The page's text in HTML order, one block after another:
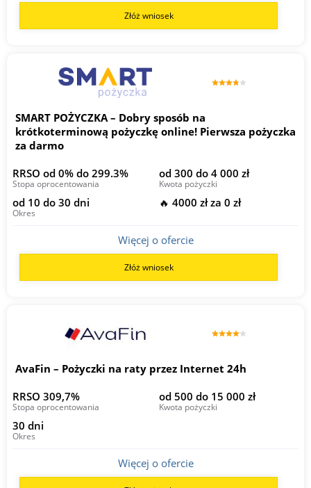
Złóż wniosek
SMART POŻYCZKA – Dobry sposób na
krótkoterminową pożyczkę online! Pierwsza pożyczka
za darmo
RRSO od 0% do 299.3%
Stopa oprocentowania
od 300 do 4 000 zł
Kwota pożyczki
od 10 do 30 dni
Okres
🔥 4000 zł za 0 zł
Więcej o ofercie
Złóż wniosek
AvaFin – Pożyczki na raty przez Internet 24h
RRSO 309,7%
Stopa oprocentowania
od 500 do 15 000 zł
Kwota pożyczki
30 dni
Okres
Więcej o ofercie